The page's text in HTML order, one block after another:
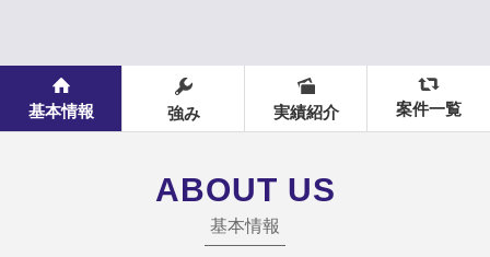
基本情報 強み 実績紹介 案件一覧
ABOUT US
基本情報